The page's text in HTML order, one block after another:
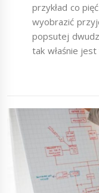
przykład co
wyobrazić
popsutej
tak właśnie